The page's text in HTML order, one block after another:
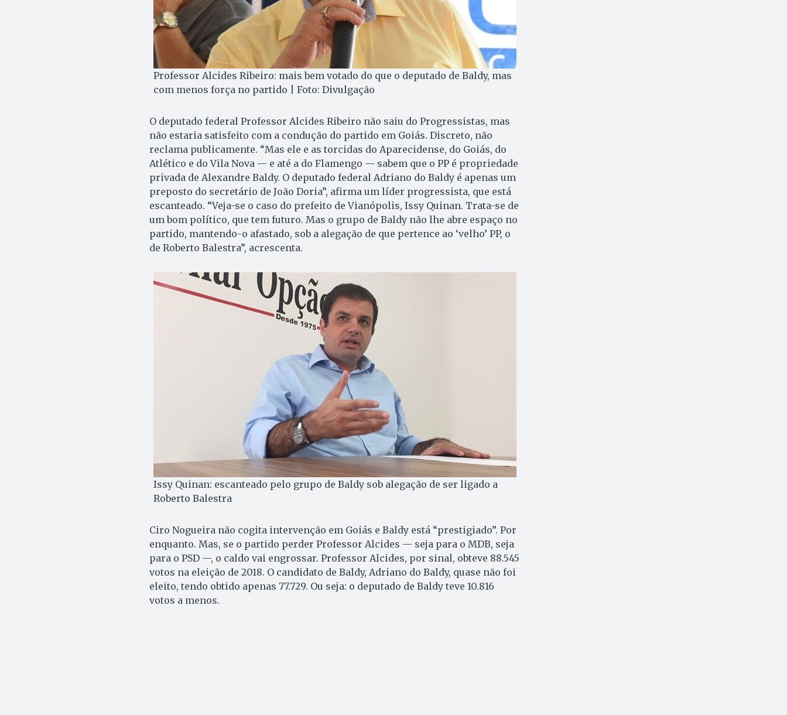
Professor Alcides Ribeiro: mais bem votado do que o deputado de Baldy, mas
com menos força no partido | Foto: Divulgação
O deputado federal Professor Alcides Ribeiro não saiu do Progressistas, mas
não estaria satisfeito com a condução do partido em Goiás. Discreto, não
reclama publicamente. “Mas ele e as torcidas do Aparecidense, do Goiás, do
Atlético e do Vila Nova — e até a do Flamengo — sabem que o PP é propriedade
privada de Alexandre Baldy. O deputado federal Adriano do Baldy é apenas um
preposto do secretário de João Doria”, afirma um líder progressista, que está
escanteado. “Veja-se o caso do prefeito de Vianópolis, Issy Quinan. Trata-se de
um bom político, que tem futuro. Mas o grupo de Baldy não lhe abre espaço no
partido, mantendo-o afastado, sob a alegação de que pertence ao ‘velho’ PP, o
de Roberto Balestra”, acrescenta.
Issy Quinan: escanteado pelo grupo de Baldy sob alegação de ser ligado a
Roberto Balestra
Ciro Nogueira não cogita intervenção em Goiás e Baldy está “prestigiado”. Por
enquanto. Mas, se o partido perder Professor Alcides — seja para o MDB, seja
para o PSD —, o caldo vai engrossar. Professor Alcides, por sinal, obteve 88.545
votos na eleição de 2018. O candidato de Baldy, Adriano do Baldy, quase não foi
eleito, tendo obtido apenas 77.729. Ou seja: o deputado de Baldy teve 10.816
votos a menos.